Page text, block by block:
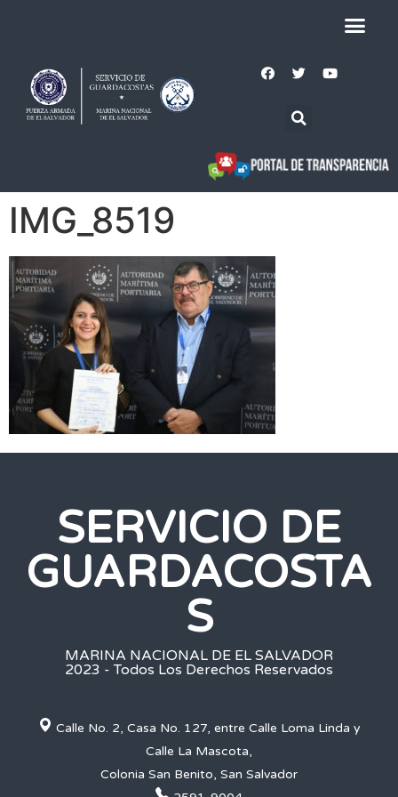
IMG_8519
SERVICIO DE
GUARDACOSTA
S
MARINA NACIONAL DE EL SALVADOR
2023 - Todos Los Derechos Reservados
Calle No. 2, Casa No. 127, entre Calle Loma Linda y
Calle La Mascota,
Colonia San Benito, San Salvador